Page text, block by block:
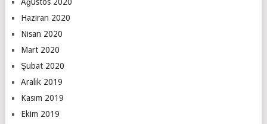
Haziran 2020
Nisan 2020
Mart 2020
Şubat 2020
Aralık 2019
Kasım 2019
Ekim 2019